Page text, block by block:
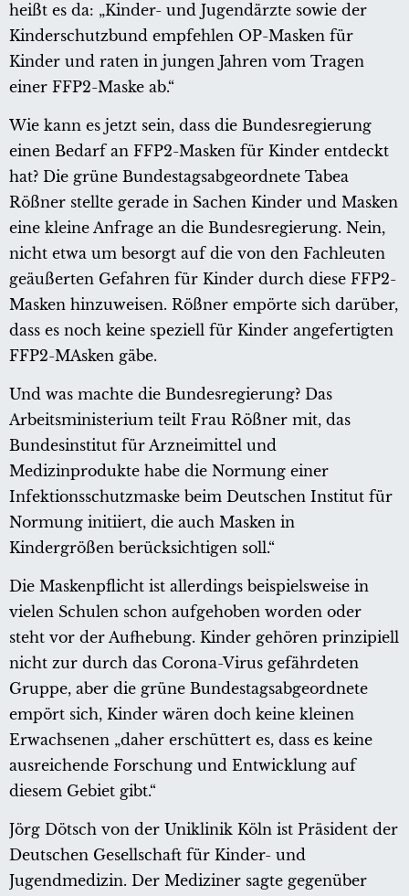
heißt es da: „Kinder- und Jugendärzte sowie der
Kinderschutzbund empfehlen OP-Masken für
Kinder und raten in jungen Jahren vom Tragen
einer FFP2-Maske ab.“
Wie kann es jetzt sein, dass die Bundesregierung
einen Bedarf an FFP2-Masken für Kinder entdeckt
hat? Die grüne Bundestagsabgeordnete Tabea
Rößner stellte gerade in Sachen Kinder und Masken
eine kleine Anfrage an die Bundesregierung. Nein,
nicht etwa um besorgt auf die von den Fachleuten
geäußerten Gefahren für Kinder durch diese FFP2-
Masken hinzuweisen. Rößner empörte sich darüber,
dass es noch keine speziell für Kinder angefertigten
FFP2-MAsken gäbe.
Und was machte die Bundesregierung? Das
Arbeitsministerium teilt Frau Rößner mit, das
Bundesinstitut für Arzneimittel und
Medizinprodukte habe die Normung einer
Infektionsschutzmaske beim Deutschen Institut für
Normung initiiert, die auch Masken in
Kindergrößen berücksichtigen soll.“
Die Maskenpflicht ist allerdings beispielsweise in
vielen Schulen schon aufgehoben worden oder
steht vor der Aufhebung. Kinder gehören prinzipiell
nicht zur durch das Corona-Virus gefährdeten
Gruppe, aber die grüne Bundestagsabgeordnete
empört sich, Kinder wären doch keine kleinen
Erwachsenen „daher erschüttert es, dass es keine
ausreichende Forschung und Entwicklung auf
diesem Gebiet gibt.“
Jörg Dötsch von der Uniklinik Köln ist Präsident der
Deutschen Gesellschaft für Kinder- und
Jugendmedizin. Der Mediziner sagte gegenüber